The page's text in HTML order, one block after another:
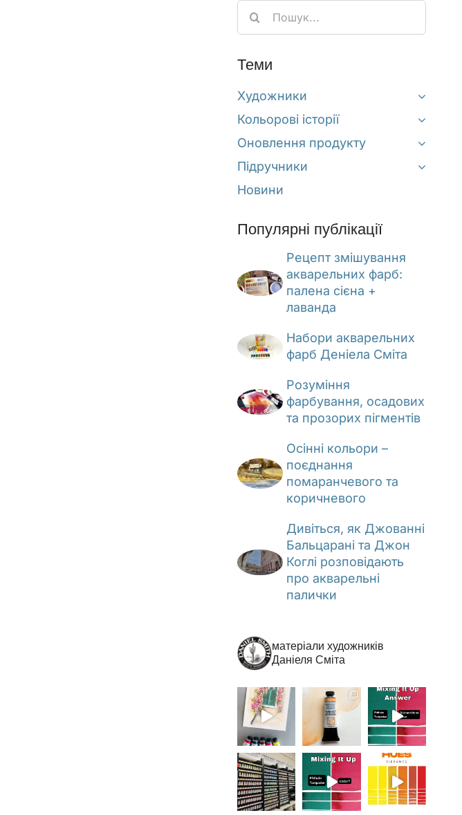
Search
for:
Теми
Художники
Кольорові історії
Оновлення продукту
Підручники
Новини
Популярні публікації
Рецепт змішування
акварельних фарб:
палена сієна +
лаванда
Набори акварельних
фарб Деніела Сміта
Розуміння
фарбування, осадових
та прозорих пігментів
Осінні кольори –
поєднання
помаранчевого та
коричневого
Дивіться, як Джованні
Бальцарані та Джон
Коглі розповідають
про акварельні
палички
матеріали художників
Даніеля Сміта